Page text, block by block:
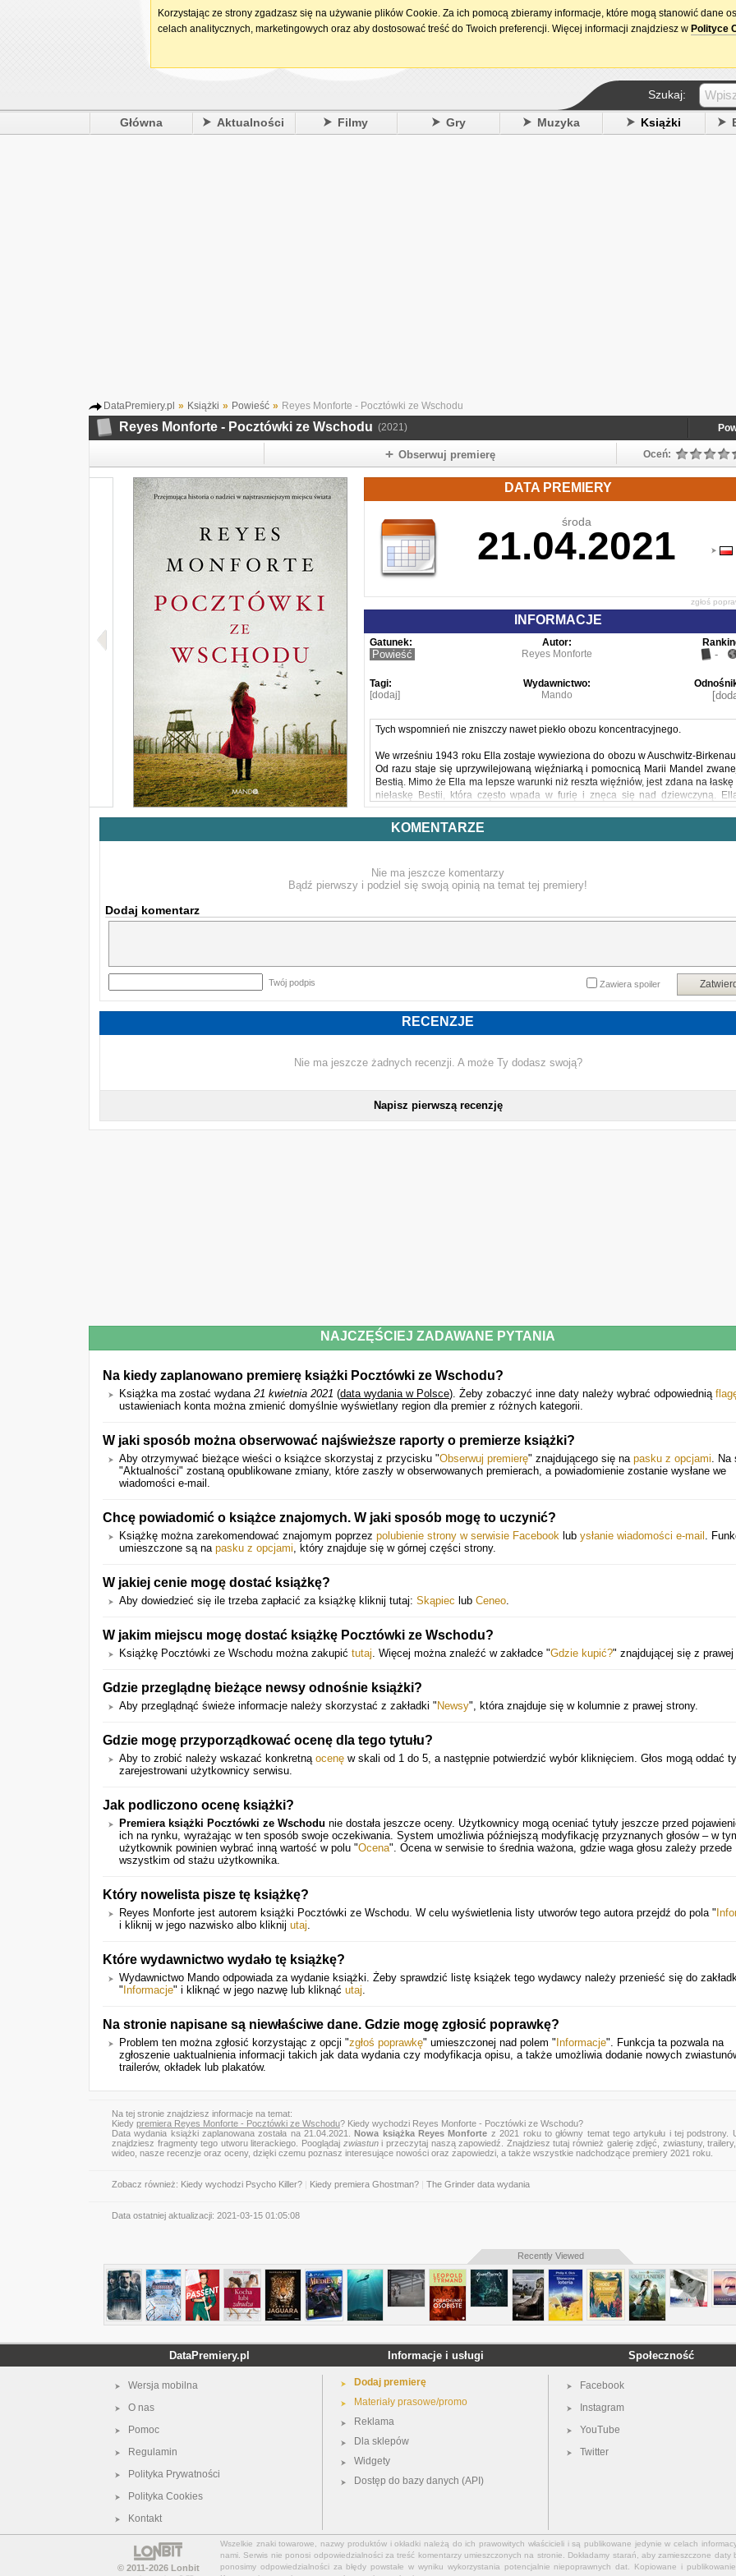
15. urodziny DataPremiery.pl
Szukaj:
Główna Aktualności Filmy Gry Muzyka Książki
DataPremiery.pl » Książki » Powieść » Reyes Monforte - Pocztówki ze Wschodu
Reyes Monforte - Pocztówki ze Wschodu (2021)
Obserwuj premierę Oceń:
DATA PREMIERY
środa
21.04.2021
zgłoś
INFORMACJE
Gatunek:
Powieść
Autor:
Reyes Monforte
-
Tagi:
[dodaj]
Wydawnictwo:
Mando
Tych wspomnień nie zniszczy nawet piekło obozu koncentracyjnego.
We wrześniu 1943 roku Ella zostaje wywieziona do obozu w Auschwitz-
Od razu staje się uprzywilejowaną więźniarką i pomocnicą Marii Mandel
Bestią. Mimo że Ella ma lepsze warunki niż reszta więźniów, jest zdana na łaskę
niełaskę Bestii, która często wpada w furię i znęca się nad dziewczyną.
pracuje w tak zwanej Kanadzie, gdzie w bagażach deportowanych
liczne pocztówki i zdjęcia. Wykrada je i w ukryciu zapisuje na nich obozowe
historie, a także imiona towarzyszek, by nikt o nich nie zapomniał.
tajemnicze pudełko pełne starych pocztówek, które jej matka przechowywała,
będąc więźniarką obozu Auschwitz- Birkenau.
KOMENTARZE
Nie ma jeszcze komentarzy
Bądź pierwszy i podziel się swoją opinią na temat tej premiery!
Dodaj komentarz
Twój podpis Zawiera spoiler
RECENZJE
Nie ma jeszcze żadnych recenzji. A może Ty dodasz swoją?
Napisz pierwszą recenzję
NAJCZĘŚCIEJ ZADAWANE PYTANIA
Na kiedy zaplanowano premierę książki Pocztówki ze Wschodu?
Książka ma zostać wydana 21 kwietnia 2021 (data wydania w Polsce). Żeby zobaczyć inne daty należy wybrać odpowiednią
ustawieniach konta można zmienić domyślnie wyświetlany region dla premier z różnych kategorii.
W jaki sposób można obserwować najświeższe raporty o premierze książki?
Aby otrzymywać bieżące wieści o książce skorzystaj z przycisku "Obserwuj premierę" znajdującego się na pasku z opcjami. Na
"Aktualności" zostaną opublikowane zmiany, które zaszły w obserwowanych premierach, a powiadomienie zostanie wysłane we
wiadomości e-mail.
Chcę powiadomić o książce znajomych. W jaki sposób mogę to uczynić?
Książkę można zarekomendować znajomym poprzez polubienie strony w serwisie Facebook lub ysłanie wiadomości e-mail .
umieszczone są na pasku z opcjami, który znajduje się w górnej części strony.
W jakiej cenie mogę dostać książkę?
Aby dowiedzieć się ile trzeba zapłacić za książkę kliknij tutaj: Skąpiec lub Ceneo.
W jakim miejscu mogę dostać książkę Pocztówki ze Wschodu?
Książkę Pocztówki ze Wschodu można zakupić tutaj. Więcej można znaleźć w zakładce "Gdzie kupić?" znajdującej się z prawej
Gdzie przeglądnę bieżące newsy odnośnie książki?
Aby przeglądnąć świeże informacje należy skorzystać z zakładki " Newsy", która znajduje się w kolumnie z prawej strony.
Gdzie mogę przyporządkować ocenę dla tego tytułu?
Aby to zrobić należy wskazać konkretną ocenę w skali od 1 do 5, a następnie potwierdzić wybór kliknięciem. Głos mogą oddać
zarejestrowani użytkownicy serwisu.
Jak podliczono ocenę książki?
Premiera książki Pocztówki ze Wschodu nie dostała jeszcze oceny. Użytkownicy mogą oceniać tytuły jeszcze przed
ich na rynku, wyrażając w ten sposób swoje oczekiwania. System umożliwia późniejszą modyfikację przyznanych głosów – w
użytkownik powinien wybrać inną wartość w polu "Ocena". Ocena w serwisie to średnia ważona, gdzie waga głosu zależy przede
wszystkim od stażu użytkownika.
Który nowelista pisze tę książkę?
Reyes Monforte jest autorem książki Pocztówki ze Wschodu. W celu wyświetlenia listy utworów tego autora przejdź do pola "
i kliknij w jego nazwisko albo kliknij utaj.
Które wydawnictwo wydało tę książkę?
Wydawnictwo Mando odpowiada za wydanie książki. Żeby sprawdzić listę książek tego wydawcy należy przenieść się do
" Informacje" i kliknąć w jego nazwę lub kliknąć utaj.
Na stronie napisane są niewłaściwe dane. Gdzie mogę zgłosić poprawkę?
Problem ten można zgłosić korzystając z opcji "zgłoś poprawkę" umieszczonej nad polem " Informacje". Funkcja ta pozwala na
zgłoszenie uaktualnienia informacji takich jak data wydania czy modyfikacja opisu, a także umożliwia dodanie nowych
trailerów, okładek lub plakatów.
Na tej stronie znajdziesz informacje na temat:
Kiedy premiera Reyes Monforte - Pocztówki ze Wschodu? Kiedy wychodzi Reyes Monforte - Pocztówki ze Wschodu?
Data wydania książki zaplanowana została na 21.04.2021.Nowa książka Reyes Monforte z 2021 roku to główny temat tego artykułu i tej podstrony.
znajdziesz fragmenty tego utworu literackiego. Pooglądaj zwiastuni przeczytaj naszą zapowiedź. Znajdziesz tutaj również galerię zdjęć, zwiastuny,
wideo, nasze recenzje oraz oceny, dzięki czemu poznasz interesujące nowości oraz zapowiedzi, a także wszystkie nadchodzące premiery 2021 roku.
Zobacz również: Kiedy wychodzi Psycho Killer? Kiedy premiera Ghostman? The Grinder data wydania
Data ostatniej aktualizacji: 2021-03-15 01:05:08
NOWA KSIĄŻKA REYES
Recently Viewed
DataPremiery.pl
Wersja mobilna
O nas
Pomoc
Regulamin
Polityka Prywatności
Polityka Cookies
Kontakt
Informacje i usługi
Dodaj premierę
Materiały prasowe/promo
Reklama
Dla sklepów
Widgety
Dostęp do bazy danych (API)
Społeczność
Facebook
Instagram
YouTube
Twitter
© 2011-2026 Lonbit
Wszelkie znaki towarowe, nazwy produktów i okładki należą do ich prawowitych właścicieli i są publikowane jedynie w celach
nami. Serwis nie ponosi odpowiedzialności za treść komentarzy umieszczonych na stronie. Dokładamy starań, aby zamieszczone
ponosimy odpowiedzialności za błędy powstałe w wyniku wykorzystania potencjalnie niepoprawnych dat. Kopiowane i
Korzystając ze strony zgadzasz się na używanie plików Cookie. Za ich pomocą zbieramy informacje, które mogą stanowić dane
celach analitycznych, marketingowych oraz aby dostosować treść do Twoich preferencji. Więcej informacji znajdziesz w Polityce